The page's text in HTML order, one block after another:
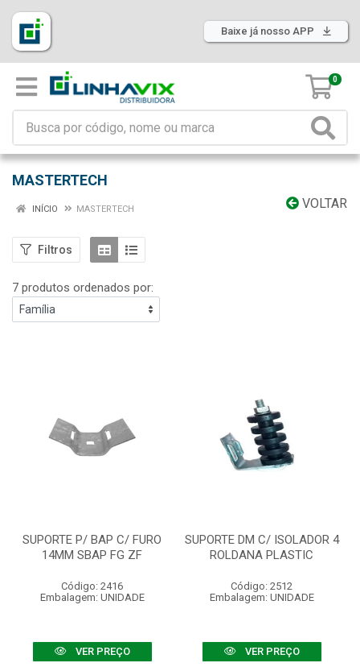
Baixe já nosso APP
0
MASTERTECH
VOLTAR
INÍCIO MASTERTECH
Filtros
7 produtos ordenados por:
SUPORTE P/ BAP C/ FURO
14MM SBAP FG ZF
Código: 2416
Embalagem: UNIDADE
VER PREÇO
SUPORTE DM C/ ISOLADOR 4
ROLDANA PLASTIC
Código: 2512
Embalagem: UNIDADE
VER PREÇO